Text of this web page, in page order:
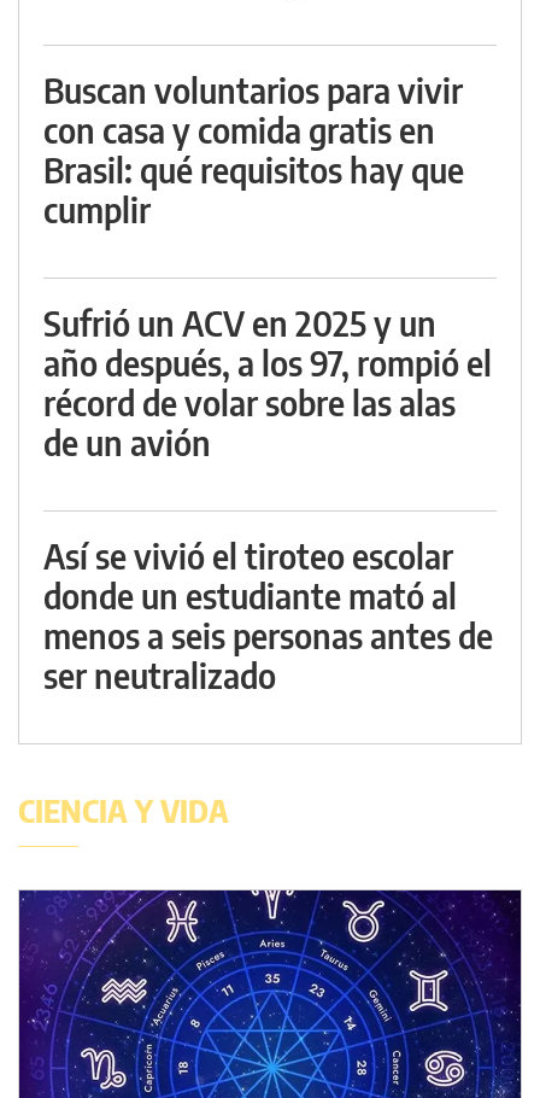
Buscan voluntarios para vivir
con casa y comida gratis en
Brasil: qué requisitos hay que
cumplir
Sufrió un ACV en 2025 y un
año después, a los 97, rompió el
récord de volar sobre las alas
de un avión
Así se vivió el tiroteo escolar
donde un estudiante mató al
menos a seis personas antes de
ser neutralizado
CIENCIA Y VIDA